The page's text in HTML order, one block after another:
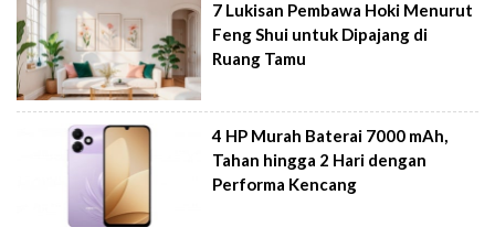
7 Lukisan Pembawa Hoki Menurut
Feng Shui untuk Dipajang di
Ruang Tamu
4 HP Murah Baterai 7000 mAh,
Tahan hingga 2 Hari dengan
Performa Kencang